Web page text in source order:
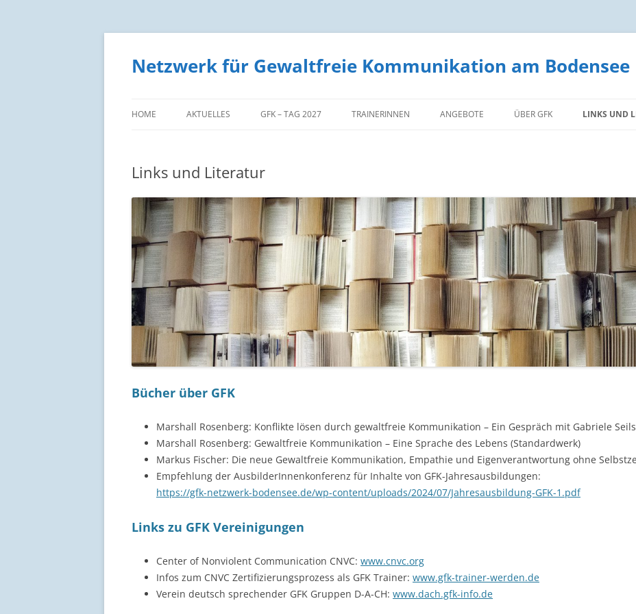
Zum
Netzwerk für Gewaltfreie Kommunikation am Bodensee
HOME AKTUELLES GFK – TAG 2027 TRAINERINNEN ANGEBOTE ÜBER GFK LINKS UND
Links und Literatur
Bücher über GFK
Marshall Rosenberg: Konflikte lösen durch gewaltfreie Kommunikation – Ein Gespräch mit Gabriele
Marshall Rosenberg: Gewaltfreie Kommunikation – Eine Sprache des Lebens (Standardwerk)
Markus Fischer: Die neue Gewaltfreie Kommunikation, Empathie und Eigenverantwortung ohne
Empfehlung der AusbilderInnenkonferenz für Inhalte von GFK-Jahresausbildungen:
https://gfk-netzwerk-bodensee.de/wp-content/uploads/2024/07/Jahresausbildung-GFK-1.pdf
Links zu GFK Vereinigungen
Center of Nonviolent Communication CNVC: www.cnvc.org
Infos zum CNVC Zertifizierungsprozess als GFK Trainer: www.gfk-trainer-werden.de
Verein deutsch sprechender GFK Gruppen D-A-CH: www.dach.gfk-info.de